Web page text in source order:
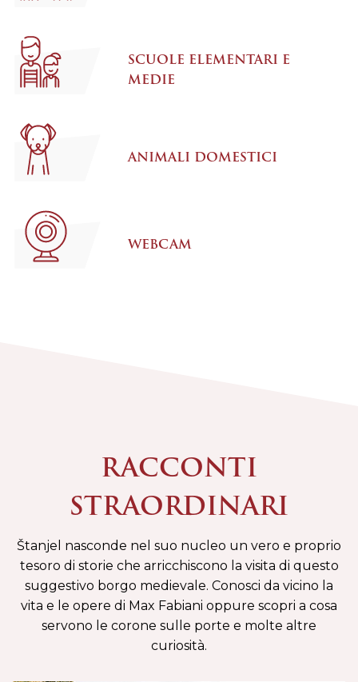
SCUOLE ELEMENTARI E
MEDIE
ANIMALI DOMESTICI
WEBCAM
RACCONTI
STRAORDINARI
Štanjel nasconde nel suo nucleo un vero e proprio
tesoro di storie che arricchiscono la visita di questo
suggestivo borgo medievale. Conosci da vicino la
vita e le opere di Max Fabiani oppure scopri a cosa
servono le corone sulle porte e molte altre
curiosità.